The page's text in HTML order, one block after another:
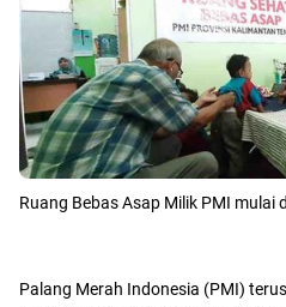
Ruang Bebas Asap Milik PMI
Palang Merah Indonesia (PMI)